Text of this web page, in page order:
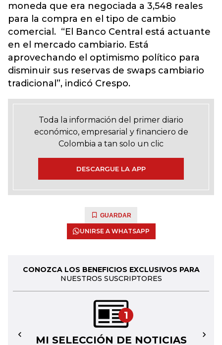
moneda que era negociada a 3,548 reales
para la compra en el tipo de cambio
comercial. “El Banco Central está actuante
en el mercado cambiario. Está
aprovechando el optimismo político para
disminuir sus reservas de swaps cambiario
tradicional”, indicó Crespo.
Toda la información del primer diario
económico, empresarial y financiero de
Colombia a tan solo un clic
DESCARGUE LA APP
GUARDAR
UNIRSE A WHATSAPP
CONOZCA LOS BENEFICIOS EXCLUSIVOS PARA
NUESTROS SUSCRIPTORES
1
MI SELECCIÓN DE NOTICIAS
← →